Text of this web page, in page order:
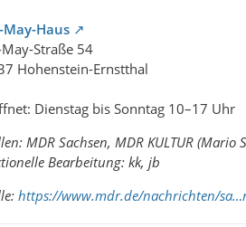
May-Haus
Straße 54
Hohenstein-Ernstthal
Dienstag bis Sonntag 10–17 Uhr
MDR Sachsen, MDR KULTUR (Mario
Bearbeitung: kk, jb
https://www.mdr.de/nachrichten/